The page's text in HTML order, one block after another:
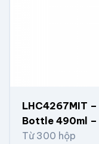
LHC4267MIT
Bottle 490ml –
Từ 300 hộp